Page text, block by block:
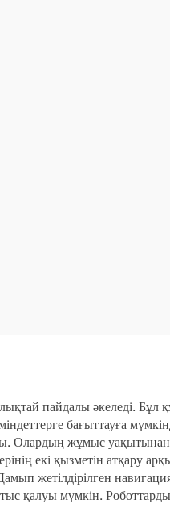
пайдалы әкеледі. Бұл
бағыттауға
Олардың жұмыс
екі қызметін атқару
жетілдірілген
тыс қалуы мүмкін.